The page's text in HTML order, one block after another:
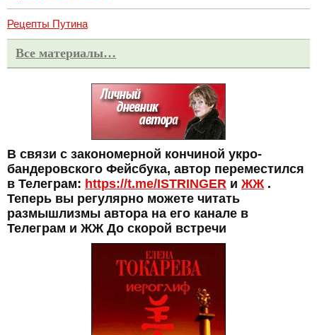
Рецепты Путина
Все материалы…
В связи с закономерной кончиной укро-
бандеровского Фейсбука, автор переместился
в Телеграм: https://t.me/ISTRINGER и ЖЖ .
Теперь вы регулярно можете читать
размышлизмы автора на его канале в
Телеграм и ЖЖ До скорой встречи